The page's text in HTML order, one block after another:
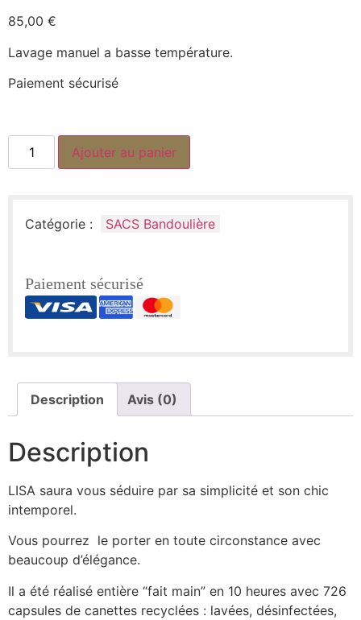
85,00 €
Lavage manuel a basse température.
Paiement sécurisé
Ajouter au panier
Catégorie : SACS Bandoulière
Paiement sécurisé
Description Avis (0)
Description
LISA saura vous séduire par sa simplicité et son chic
intemporel.
Vous pourrez le porter en toute circonstance avec
beaucoup d’élégance.
Il a été réalisé entière “fait main” en 10 heures avec 726
capsules de canettes recyclées : lavées, désinfectées,